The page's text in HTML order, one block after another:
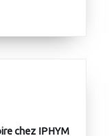
chez IPHYM